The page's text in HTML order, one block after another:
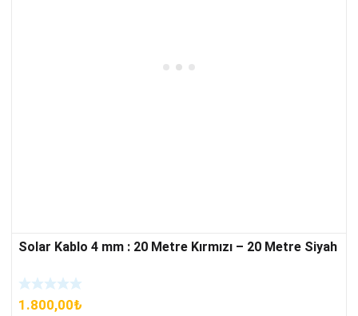
Solar Kablo 4 mm : 20 Metre Kırmızı – 20 Metre Siyah
1.800,00₺